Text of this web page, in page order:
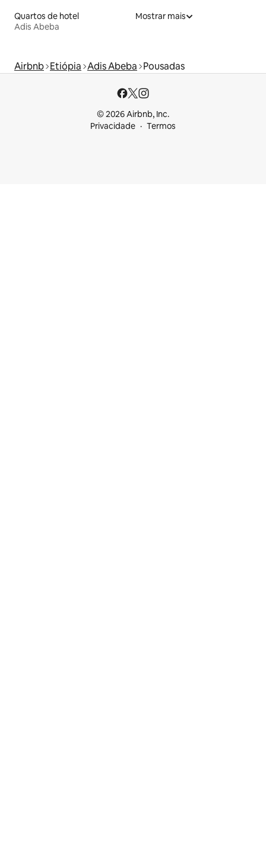
Quartos de hotel
Adis Abeba
Mostrar mais
Airbnb Etiópia Adis Abeba Pousadas
© 2026 Airbnb, Inc.
Privacidade
Termos